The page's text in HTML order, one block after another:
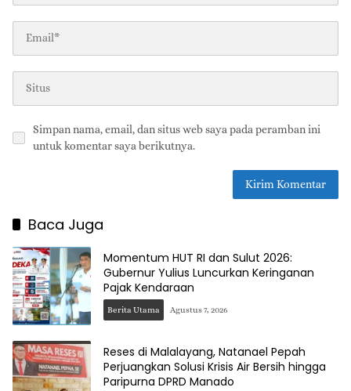
Simpan nama, email, dan situs web saya pada peramban ini
untuk komentar saya berikutnya.
Baca Juga
Momentum HUT RI dan Sulut 2026:
Gubernur Yulius Luncurkan Keringanan
Pajak Kendaraan
Berita Utama Agustus 7, 2026
Reses di Malalayang, Natanael Pepah
Perjuangkan Solusi Krisis Air Bersih hingga
Paripurna DPRD Manado